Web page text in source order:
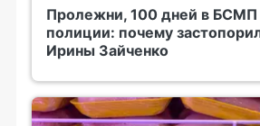
Пролежни, 100 дней в БСМП
полиции: почему
Ирины Зайченко